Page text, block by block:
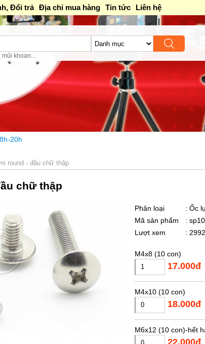
Đổi trả Địa chỉ mua hàng Tin tức Liên hệ
mũi khoan...
round - đầu chữ thập
chữ thập
Phân loại
: Ốc
Mã sản phẩm
:
Lượt xem
: 2992
M4x8 (10 con)
17.000đ
M4x10 (10 con)
18.000đ
M6x12 (10 con)-hết